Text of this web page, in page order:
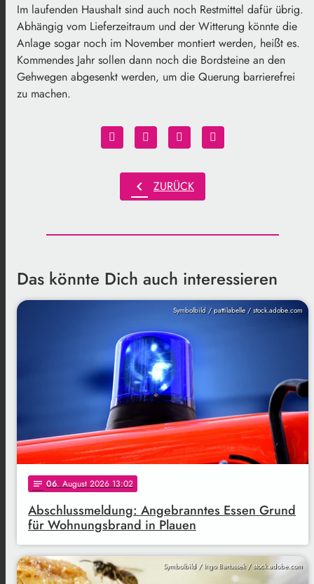
Im laufenden Haushalt sind auch noch Restmittel dafür übrig.
Abhängig vom Lieferzeitraum und der Witterung könnte die
Anlage sogar noch im November montiert werden, heißt es.
Kommendes Jahr sollen dann noch die Bordsteine an den
Gehwegen abgesenkt werden, um die Querung barrierefrei
zu machen.
chevron_left ZURÜCK
Das könnte Dich auch interessieren
Symbolbild / pattilabelle / stock.adobe.com
notes 06. August 2026 13:02
Abschlussmeldung: Angebranntes Essen Grund
für Wohnungsbrand in Plauen
Symbolbild / Ingo Bartussek / stock.adobe.com